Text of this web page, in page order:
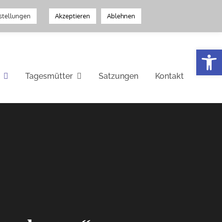
Werkzeugleiste öffnen
Tagesmütter Satzungen Kontakt
Akzeptieren Ablehnen